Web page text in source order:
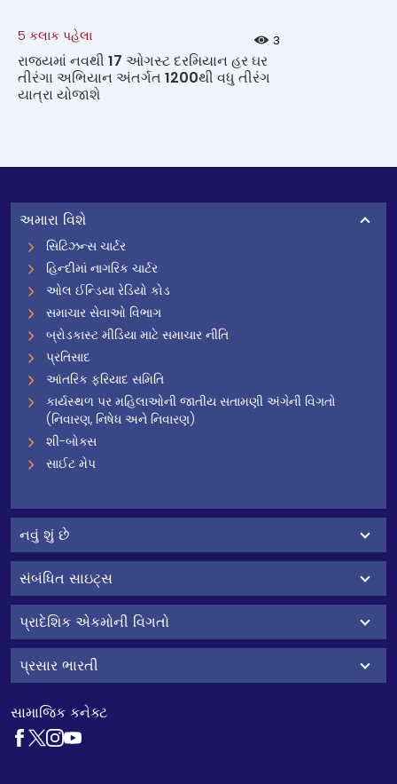
5 કલાક પહેલા 3
રાજ્યમાં નવથી 17 ઓગસ્ટ દરમિયાન હર ઘર
તીરંગા અભિયાન અંતર્ગત 1200થી વધુ તીરંગ
યાત્રા યોજાશે
અમારા વિશે
સિટિઝન્સ ચાર્ટર
હિન્દીમાં નાગરિક ચાર્ટર
ઓલ ઈન્ડિયા રેડિયો કોડ
સમાચાર સેવાઓ વિભાગ
બ્રોડકાસ્ટ મીડિયા માટે સમાચાર નીતિ
પ્રતિસાદ
આંતરિક ફરિયાદ સમિતિ
કાર્યસ્થળ પર મહિલાઓની જાતીય સતામણી અંગેની વિગતો
(નિવારણ, નિષેધ અને નિવારણ)
શી-બોક્સ
સાઈટ મેપ
નવું શું છે
સંબંધિત સાઇટ્સ
પ્રાદેશિક એકમોની વિગતો
પ્રસાર ભારતી
સામાજિક કનેક્ટ